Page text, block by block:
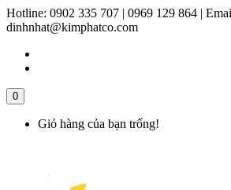
Hotline: 0902 335 707 | 0969 129 864 |
dinhnhat@kimphatco.com
0
Giỏ hàng của bạn trống!